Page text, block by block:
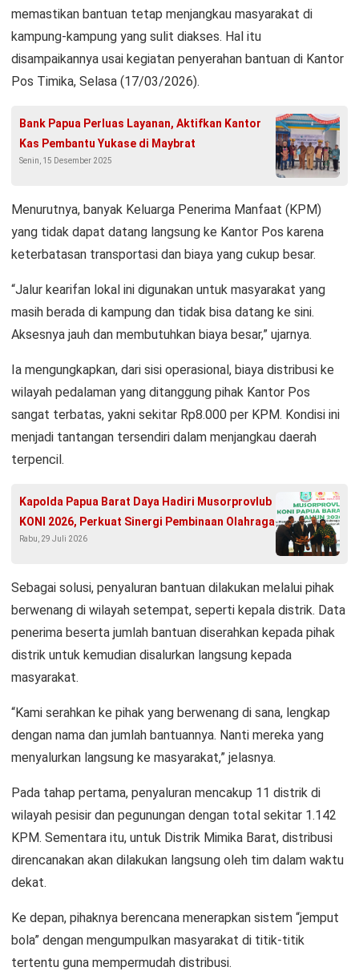
memastikan bantuan tetap menjangkau masyarakat di
kampung-kampung yang sulit diakses. Hal itu
disampaikannya usai kegiatan penyerahan bantuan di Kantor
Pos Timika, Selasa (17/03/2026).
Bank Papua Perluas Layanan, Aktifkan Kantor
Kas Pembantu Yukase di Maybrat
Senin, 15 Desember 2025
Menurutnya, banyak Keluarga Penerima Manfaat (KPM)
yang tidak dapat datang langsung ke Kantor Pos karena
keterbatasan transportasi dan biaya yang cukup besar.
“Jalur kearifan lokal ini digunakan untuk masyarakat yang
masih berada di kampung dan tidak bisa datang ke sini.
Aksesnya jauh dan membutuhkan biaya besar,” ujarnya.
Ia mengungkapkan, dari sisi operasional, biaya distribusi ke
wilayah pedalaman yang ditanggung pihak Kantor Pos
sangat terbatas, yakni sekitar Rp8.000 per KPM. Kondisi ini
menjadi tantangan tersendiri dalam menjangkau daerah
terpencil.
Kapolda Papua Barat Daya Hadiri Musorprovlub
KONI 2026, Perkuat Sinergi Pembinaan Olahraga
Rabu, 29 Juli 2026
Sebagai solusi, penyaluran bantuan dilakukan melalui pihak
berwenang di wilayah setempat, seperti kepala distrik. Data
penerima beserta jumlah bantuan diserahkan kepada pihak
distrik untuk kemudian disalurkan langsung kepada
masyarakat.
“Kami serahkan ke pihak yang berwenang di sana, lengkap
dengan nama dan jumlah bantuannya. Nanti mereka yang
menyalurkan langsung ke masyarakat,” jelasnya.
Pada tahap pertama, penyaluran mencakup 11 distrik di
wilayah pesisir dan pegunungan dengan total sekitar 1.142
KPM. Sementara itu, untuk Distrik Mimika Barat, distribusi
direncanakan akan dilakukan langsung oleh tim dalam waktu
dekat.
Ke depan, pihaknya berencana menerapkan sistem “jemput
bola” dengan mengumpulkan masyarakat di titik-titik
tertentu guna mempermudah distribusi.